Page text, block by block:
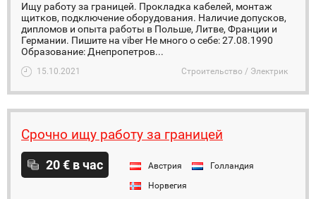
Ищу работу за границей. Прокладка кабелей, монтаж
щитков, подключение оборудования. Наличие допусков,
дипломов и опыта работы в Польше, Литве, Франции и
Германии. Пишите на viber Не много о себе: 27.08.1990
Образование: Днепропетров...
15.10.2021 Строительство / Электрик
Срочно ищу работу за границей
20 € в час Австрия
Голландия
Норвегия